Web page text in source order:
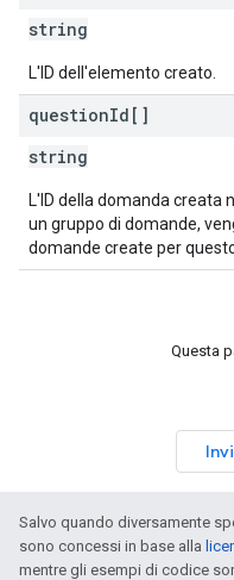
string
L'ID dell'elemento creato.
questionId[]
string
L'ID della domanda creata
un gruppo di domande,
domande create per
Questa
Salvo quando diversamente
sono concessi in base alla
mentre gli esempi di codice